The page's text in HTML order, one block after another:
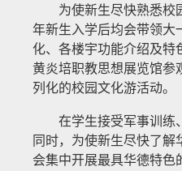
为使新生尽快熟悉校
年新生入学后均会带领大
化、各楼宇功能介绍及特
黄炎培职教思想展览馆参
列化的校园文化游活动。
在学生接受军事训练
同时，为使新生尽快了
会集中开展最具华德特色